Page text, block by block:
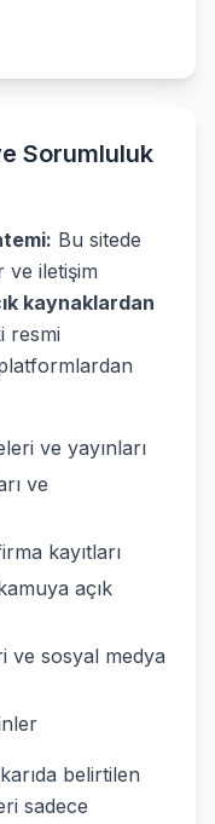
Sorumluluk
Bu sitede
ve iletişim
kaynaklardan
resmi
ve yayınları
ve
kayıtları
açık
ve sosyal medya
belirtilen
sadece